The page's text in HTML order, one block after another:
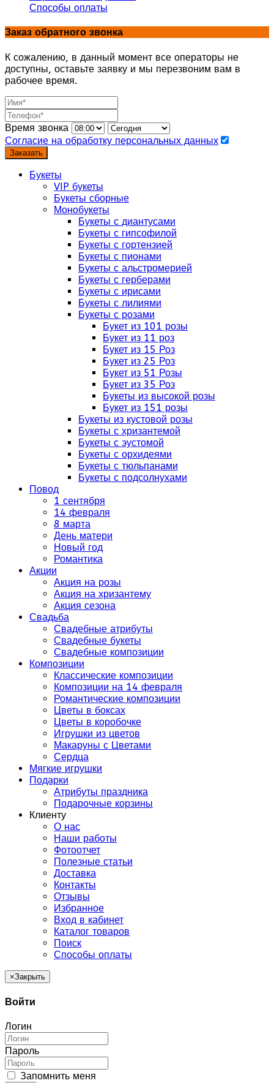
Способы оплаты
Заказ обратного звонка
К сожалению, в данный момент все операторы не
доступны, оставьте заявку и мы перезвоним вам в
рабочее время.
Время звонка
Согласие на обработку персональных данных
Заказать
Букеты
VIP букеты
Букеты сборные
Монобукеты
Букеты с диантусами
Букеты с гипсофилой
Букеты с гортензией
Букеты с пионами
Букеты с альстромерией
Букеты с герберами
Букеты с ирисами
Букеты с лилиями
Букеты с розами
Букет из 101 розы
Букет из 11 роз
Букет из 15 Роз
Букет из 25 Роз
Букет из 51 Розы
Букет из 35 Роз
Букеты из высокой розы
Букет из 151 розы
Букеты из кустовой розы
Букеты с хризантемой
Букеты с эустомой
Букеты с орхидеями
Букеты с тюльпанами
Букеты с подсолнухами
Повод
1 сентября
14 февраля
8 марта
День матери
Новый год
Романтика
Акции
Акция на розы
Акция на хризантему
Акция сезона
Свадьба
Свадебные атрибуты
Свадебные букеты
Свадебные композиции
Композиции
Классические композиции
Композиции на 14 февраля
Романтические композиции
Цветы в боксах
Цветы в коробочке
Игрушки из цветов
Макаруны с Цветами
Сердца
Мягкие игрушки
Подарки
Атрибуты праздника
Подарочные корзины
Клиенту
О нас
Наши работы
Фотоотчет
Полезные статьи
Доставка
Контакты
Отзывы
Избранное
Вход в кабинет
Каталог товаров
Поиск
Способы оплаты
×Закрыть
Войти
Логин
Пароль
Запомнить меня